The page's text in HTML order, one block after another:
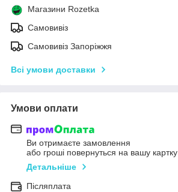
Магазини Rozetka
Самовивіз
Самовивіз Запоріжжя
Всі умови доставки
Умови оплати
Ви отримаєте замовлення
або гроші повернуться на вашу картку
Детальніше
Післяплата